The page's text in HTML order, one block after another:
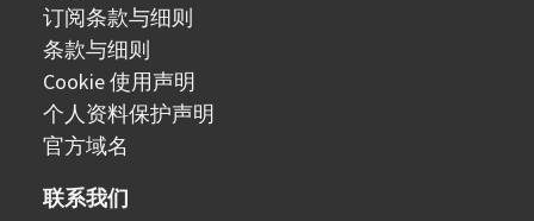
订阅条款与细则
条款与细则
Cookie 使用声明
个人资料保护声明
官方域名
联系我们